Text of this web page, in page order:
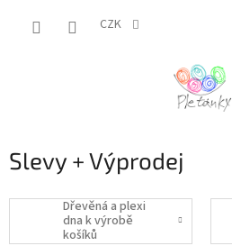
CZK
Slevy + Výprodej
Dřevěná a plexi
dna k výrobě
košíků